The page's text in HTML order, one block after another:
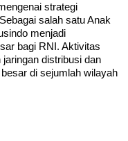
strategi
salah satu Anak
menjadi
bagi RNI. Aktivitas
distribusi dan
di sejumlah wilayah